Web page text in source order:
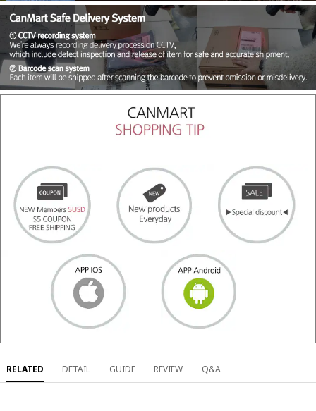
RELATED DETAIL GUIDE REVIEW Q&A